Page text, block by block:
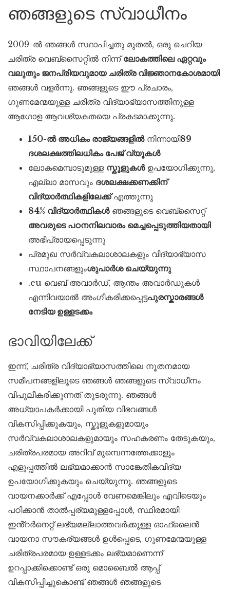
ഞങ്ങളുടെ സ്വാധീനം
2009-ൽ ഞങ്ങൾ സ്ഥാപിച്ചതു മുതൽ, ഒരു ചെറിയ
ചരിത്ര വെബ്സൈറ്റിൽ നിന്ന്ലോകത്തിലെ ഏറ്റവും
വലുതും ജനപ്രിയവുമായ ചരിത്ര വിജ്ഞാനകോശമായി
ഞങ്ങൾ വളർന്നു. ഞങ്ങളുടെ ഈ പ്രചാരം,
ഗുണമേന്മയുള്ള ചരിത്ര വിദ്യാഭ്യാസത്തിനുള്ള
ആഗോള ആവശ്യകതയെ പ്രകടമാക്കുന്നു.
150-ൽ അധികം രാജ്യങ്ങളിൽനിന്നായി89
ദശലക്ഷത്തിലധികം പേജ് വ്യൂകൾ
ലോകമെമ്പാടുമുള്ള സ്കൂളുകൾഉപയോഗിക്കുന്നു,
എല്ലാ മാസവും ദശലക്ഷക്കണക്കിന്
വിദ്യാർത്ഥികളിലേക്ക്എത്തുന്നു
84% വിദ്യാർത്ഥികൾഞങ്ങളുടെ വെബ്സൈറ്റ്
അവരുടെ പഠനനിലവാരം മെച്ചപ്പെടുത്തിയതായി
അഭിപ്രായപ്പെടുന്നു
പ്രമുഖ സർവ്വകലാശാലകളും വിദ്യാഭ്യാസ
സ്ഥാപനങ്ങളുംശുപാർശ ചെയ്യുന്നു
.eu വെബ് അവാർഡ്, ആന്തം അവാർഡുകൾ
എന്നിവയാൽ അംഗീകരിക്കപ്പെട്ടപുരസ്കാരങ്ങൾ
നേടിയ ഉള്ളടക്കം
ഭാവിയിലേക്ക്
ഇന്ന്, ചരിത്ര വിദ്യാഭ്യാസത്തിലെ നൂതനമായ
സമീപനങ്ങളിലൂടെ ഞങ്ങൾ ഞങ്ങളുടെ സ്വാധീനം
വിപുലീകരിക്കുന്നത് തുടരുന്നു. ഞങ്ങൾ
അധ്യാപകർക്കായി പുതിയ വിഭവങ്ങൾ
വികസിപ്പിക്കുകയും, സ്കൂളുകളുമായും
സർവ്വകലാശാലകളുമായും സഹകരണം തേടുകയും,
ചരിത്രപരമായ അറിവ് മുമ്പെന്നത്തേക്കാളും
എളുപ്പത്തിൽ ലഭ്യമാക്കാൻ സാങ്കേതികവിദ്യ
ഉപയോഗിക്കുകയും ചെയ്യുന്നു. ഞങ്ങളുടെ
വായനക്കാർക്ക് എപ്പോൾ വേണമെങ്കിലും എവിടെയും
പഠിക്കാൻ താൽപ്പര്യമുള്ളപ്പോൾ, സ്ഥിരമായി
ഇൻ്റർനെറ്റ് ലഭ്യമല്ലാത്തവർക്കുള്ള ഓഫ്‌ലൈൻ
വായനാ സൗകര്യങ്ങൾ ഉൾപ്പെടെ, ഗുണമേന്മയുള്ള
ചരിത്രപരമായ ഉള്ളടക്കം ലഭ്യമാണെന്ന്
ഉറപ്പാക്കിക്കൊണ്ട് ഒരു മൊബൈൽ ആപ്പ്
വികസിപ്പിച്ചുകൊണ്ട് ഞങ്ങൾ ഞങ്ങളുടെ